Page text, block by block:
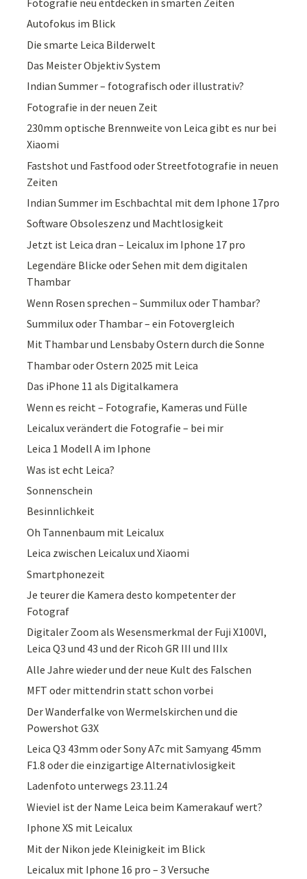
Autofokus im Blick
Die smarte Leica Bilderwelt
Das Meister Objektiv System
Indian Summer – fotografisch oder illustrativ?
Fotografie in der neuen Zeit
230mm optische Brennweite von Leica gibt es nur bei
Xiaomi
Fastshot und Fastfood oder Streetfotografie in neuen
Zeiten
Indian Summer im Eschbachtal mit dem Iphone 17pro
Software Obsoleszenz und Machtlosigkeit
Jetzt ist Leica dran – Leicalux im Iphone 17 pro
Legendäre Blicke oder Sehen mit dem digitalen
Thambar
Wenn Rosen sprechen – Summilux oder Thambar?
Summilux oder Thambar – ein Fotovergleich
Mit Thambar und Lensbaby Ostern durch die Sonne
Thambar oder Ostern 2025 mit Leica
Das iPhone 11 als Digitalkamera
Wenn es reicht – Fotografie, Kameras und Fülle
Leicalux verändert die Fotografie – bei mir
Leica 1 Modell A im Iphone
Was ist echt Leica?
Sonnenschein
Besinnlichkeit
Oh Tannenbaum mit Leicalux
Leica zwischen Leicalux und Xiaomi
Smartphonezeit
Je teurer die Kamera desto kompetenter der
Fotograf
Digitaler Zoom als Wesensmerkmal der Fuji X100VI,
Leica Q3 und 43 und der Ricoh GR III und IIIx
Alle Jahre wieder und der neue Kult des Falschen
MFT oder mittendrin statt schon vorbei
Der Wanderfalke von Wermelskirchen und die
Powershot G3X
Leica Q3 43mm oder Sony A7c mit Samyang 45mm
F1.8 oder die einzigartige Alternativlosigkeit
Ladenfoto unterwegs 23.11.24
Wieviel ist der Name Leica beim Kamerakauf wert?
Iphone XS mit Leicalux
Mit der Nikon jede Kleinigkeit im Blick
Leicalux mit Iphone 16 pro – 3 Versuche